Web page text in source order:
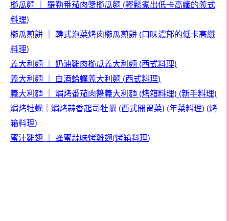
櫛瓜麵 羅勒番茄肉醬櫛瓜麵 (輕鬆煮出低卡高纖的義式
料理)
櫛瓜煎餅 韓式泡菜烤肉櫛瓜煎餅 ( 口味濃郁的低卡高纖
料理)
義大利麵 奶油雞肉櫛瓜義大利麵 (西式料理)
義大利麵 白酒蛤蠣義大利麵 (西式料理)
義大利麵 焗烤番茄肉醬義大利麵 (烤箱料理) (新手料理)
焗烤牡蠣 焗烤蒜香起司牡蠣 (西式開胃菜) (年菜料理) (烤
箱料理)
蜜汁雞翅 蜂蜜蒜味烤雞翅(烤箱料理)